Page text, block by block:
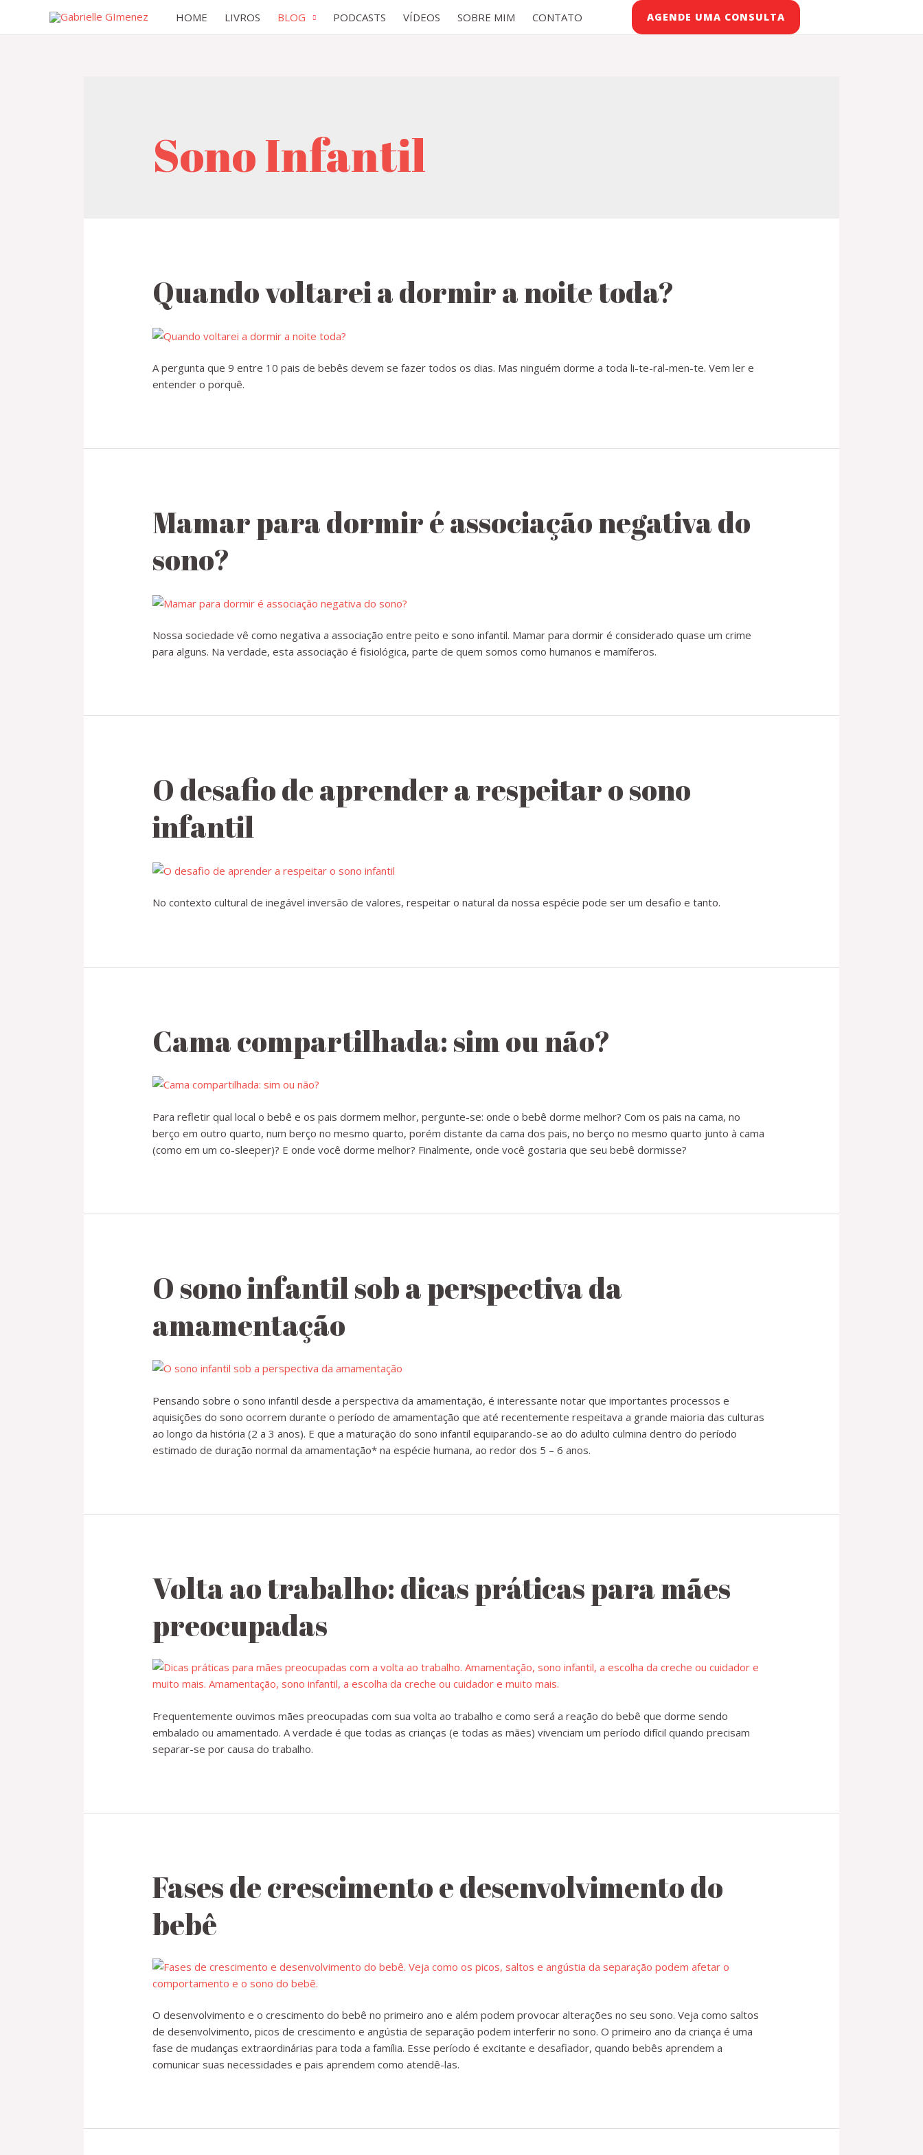
HOME LIVROS BLOG PODCASTS VÍDEOS SOBRE MIM CONTATO AGENDE UMA CONSULTA
Sono Infantil
Quando voltarei a dormir a noite toda?
A pergunta que 9 entre 10 pais de bebês devem se fazer todos os dias. Mas ninguém dorme a toda li-te-ral-men-te. Vem ler e
entender o porquê.
Mamar para dormir é associação negativa do
sono?
Nossa sociedade vê como negativa a associação entre peito e sono infantil. Mamar para dormir é considerado quase um crime
para alguns. Na verdade, esta associação é fisiológica, parte de quem somos como humanos e mamíferos.
O desafio de aprender a respeitar o sono
infantil
No contexto cultural de inegável inversão de valores, respeitar o natural da nossa espécie pode ser um desafio e tanto.
Cama compartilhada: sim ou não?
Para refletir qual local o bebê e os pais dormem melhor, pergunte-se: onde o bebê dorme melhor? Com os pais na cama, no
berço em outro quarto, num berço no mesmo quarto, porém distante da cama dos pais, no berço no mesmo quarto junto à cama
(como em um co-sleeper)? E onde você dorme melhor? Finalmente, onde você gostaria que seu bebê dormisse?
O sono infantil sob a perspectiva da
amamentação
Pensando sobre o sono infantil desde a perspectiva da amamentação, é interessante notar que importantes processos e
aquisições do sono ocorrem durante o período de amamentação que até recentemente respeitava a grande maioria das culturas
ao longo da história (2 a 3 anos). E que a maturação do sono infantil equiparando-se ao do adulto culmina dentro do período
estimado de duração normal da amamentação* na espécie humana, ao redor dos 5 – 6 anos.
Volta ao trabalho: dicas práticas para mães
preocupadas
Frequentemente ouvimos mães preocupadas com sua volta ao trabalho e como será a reação do bebê que dorme sendo
embalado ou amamentado. A verdade é que todas as crianças (e todas as mães) vivenciam um período difícil quando precisam
separar-se por causa do trabalho.
Fases de crescimento e desenvolvimento do
bebê
O desenvolvimento e o crescimento do bebê no primeiro ano e além podem provocar alterações no seu sono. Veja como saltos
de desenvolvimento, picos de crescimento e angústia de separação podem interferir no sono. O primeiro ano da criança é uma
fase de mudanças extraordinárias para toda a família. Esse período é excitante e desafiador, quando bebês aprendem a
comunicar suas necessidades e pais aprendem como atendê-las.